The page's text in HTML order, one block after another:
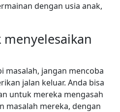
dengan usia anak,
masalah, jangan mencoba
jalan keluar. Anda bisa
untuk mereka mengasah
masalah mereka, dengan